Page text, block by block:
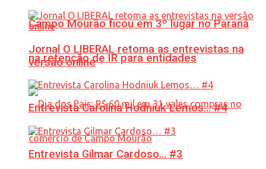
Campo Mourão ficou em 3º lugar no Paraná
na retenção de IR para entidades
Jornal O LIBERAL retoma as entrevistas na
versão online
Entrevista Carolina Hodniuk Lemos… #4
Entrevista Gilmar Cardoso… #3